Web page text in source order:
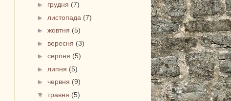
► грудня (7)
► листопада (7)
►жовтня (5)
► вересня (3)
►серпня (5)
► липня (5)
►червня (9)
▼травня (5)